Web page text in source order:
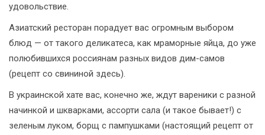
удовольствие.
Азиатский ресторан порадует вас огромным выбором
блюд — от такого деликатеса, как мраморные яйца, до уже
полюбившихся россиянам разных видов дим-самов
(рецепт со свининой здесь).
В украинской хате вас, конечно же, ждут вареники с разной
начинкой и шкварками, ассорти сала (и такое бывает!) с
зеленым луком, борщ с пампушками (настоящий рецепт от